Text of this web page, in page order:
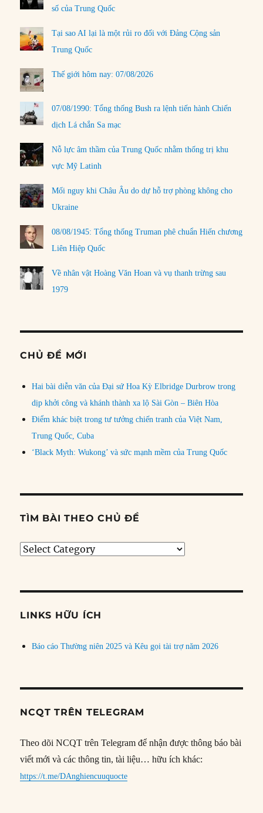
số của Trung Quốc
Tại sao AI lại là một rủi ro đối với Đảng Cộng sản
Trung Quốc
Thế giới hôm nay: 07/08/2026
07/08/1990: Tổng thống Bush ra lệnh tiến hành Chiến
dịch Lá chắn Sa mạc
Nỗ lực âm thầm của Trung Quốc nhằm thống trị khu
vực Mỹ Latinh
Mối nguy khi Châu Âu do dự hỗ trợ phòng không cho
Ukraine
08/08/1945: Tổng thống Truman phê chuẩn Hiến chương
Liên Hiệp Quốc
Về nhân vật Hoàng Văn Hoan và vụ thanh trừng sau
1979
CHỦ ĐỀ MỚI
Hai bài diễn văn của Đại sứ Hoa Kỳ Elbridge Durbrow trong
dịp khởi công và khánh thành xa lộ Sài Gòn – Biên Hòa
Điểm khác biệt trong tư tưởng chiến tranh của Việt Nam,
Trung Quốc, Cuba
‘Black Myth: Wukong’ và sức mạnh mềm của Trung Quốc
TÌM BÀI THEO CHỦ ĐỀ
Tìm
đề
LINKS HỮU ÍCH
Báo cáo Thường niên 2025 và Kêu gọi tài trợ năm 2026
NCQT TRÊN TELEGRAM
Theo dõi NCQT trên Telegram để nhận được thông báo bài
viết mới và các thông tin, tài liệu… hữu ích khác:
https://t.me/DAnghiencuuquocte